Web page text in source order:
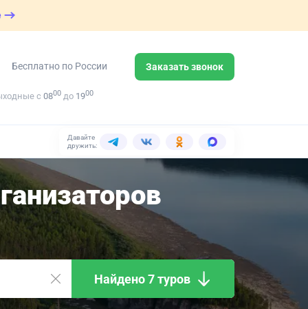
Бесплатно по России Заказать звонок
с 0800 до 1900
Давайте
дружить:
Найдено 7 туров